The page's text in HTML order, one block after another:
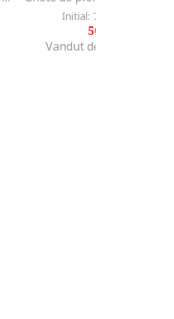
Initial: 743
509
Vandut de Fashion Days